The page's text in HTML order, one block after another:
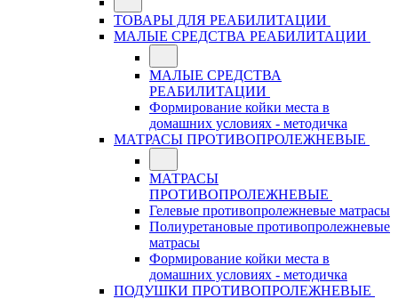
ТОВАРЫ ДЛЯ РЕАБИЛИТАЦИИ
МАЛЫЕ СРЕДСТВА РЕАБИЛИТАЦИИ
МАЛЫЕ СРЕДСТВА
РЕАБИЛИТАЦИИ
Формирование койки места в
домашних условиях - методичка
МАТРАСЫ ПРОТИВОПРОЛЕЖНЕВЫЕ
МАТРАСЫ
ПРОТИВОПРОЛЕЖНЕВЫЕ
Гелевые противопролежневые матрасы
Полиуретановые противопролежневые
матрасы
Формирование койки места в
домашних условиях - методичка
ПОДУШКИ ПРОТИВОПРОЛЕЖНЕВЫЕ